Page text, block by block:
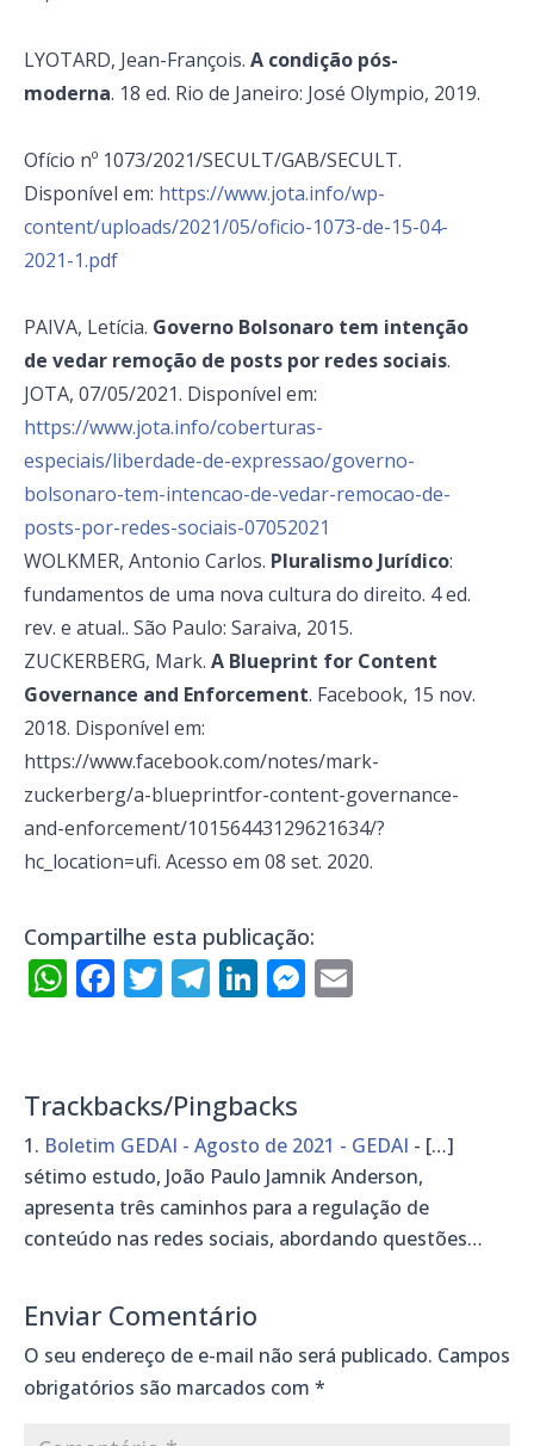
LYOTARD, Jean-François. A condição pós-
moderna. 18 ed. Rio de Janeiro: José Olympio, 2019.
Ofício nº 1073/2021/SECULT/GAB/SECULT.
Disponível em: https://www.jota.info/wp-
content/uploads/2021/05/oficio-1073-de-15-04-
2021-1.pdf
PAIVA, Letícia. Governo Bolsonaro tem intenção
de vedar remoção de posts por redes sociais.
JOTA, 07/05/2021. Disponível em:
https://www.jota.info/coberturas-
especiais/liberdade-de-expressao/governo-
bolsonaro-tem-intencao-de-vedar-remocao-de-
posts-por-redes-sociais-07052021
WOLKMER, Antonio Carlos. Pluralismo Jurídico:
fundamentos de uma nova cultura do direito. 4 ed.
rev. e atual.. São Paulo: Saraiva, 2015.
ZUCKERBERG, Mark. A Blueprint for Content
Governance and Enforcement. Facebook, 15 nov.
2018. Disponível em:
https://www.facebook.com/notes/mark-
zuckerberg/a-blueprintfor-content-governance-
and-enforcement/10156443129621634/?
hc_location=ufi. Acesso em 08 set. 2020.
Compartilhe esta publicação:
WhatsApp
Facebook
Twitter
Telegram
LinkedIn
Messenger
Trackbacks/Pingbacks
Boletim GEDAI - Agosto de 2021 - GEDAI - […]
sétimo estudo, João Paulo Jamnik Anderson,
apresenta três caminhos para a regulação de
conteúdo nas redes sociais, abordando questões…
Enviar Comentário
O seu endereço de e-mail não será publicado. Campos
obrigatórios são marcados com *